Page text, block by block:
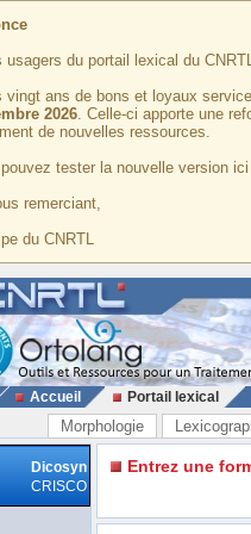
usagers du portail lexical du
vingt ans de bons et loyaux
2026. Celle-ci apporte une
de nouvelles ressources.
tester la nouvelle version ici
remerciant,
du CNRTL
Accueil Portail lexical
Morphologie
Dicosyn
CRISCO
Entrez une